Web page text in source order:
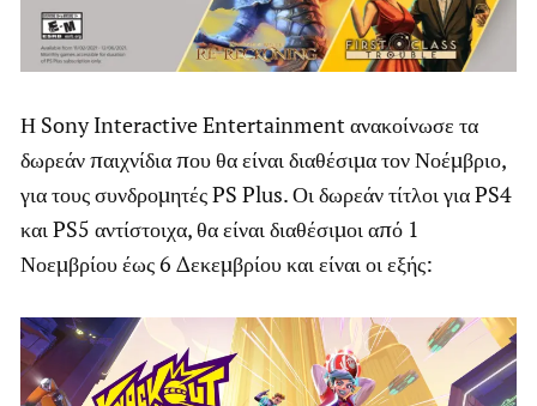
Η Sony Interactive Entertainment ανακοίνωσε τα
δωρεάν παιχνίδια που θα είναι διαθέσιμα τον Νοέμβριο,
για τους συνδρομητές PS Plus. Οι δωρεάν τίτλοι για PS4
και PS5 αντίστοιχα, θα είναι διαθέσιμοι από 1
Νοεμβρίου έως 6 Δεκεμβρίου και είναι οι εξής: